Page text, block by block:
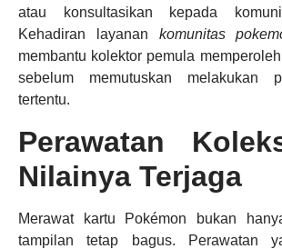
atau konsultasikan kepada
Kehadiran layanan komunitas
membantu kolektor pemula
sebelum memutuskan melakukan
tertentu.
Perawatan
Nilainya Terjaga
Merawat kartu Pokémon bukan
tampilan tetap bagus. Perawatan